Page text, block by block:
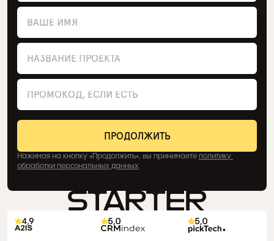
Нажимая на кнопку «Продолжить», вы принимаете политику
обработки персональных данных